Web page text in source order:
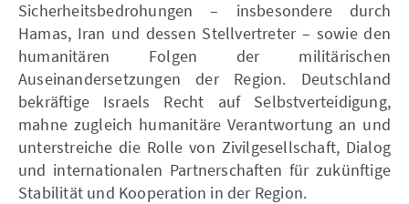
Sicherheitsbedrohungen – insbesondere durch
Hamas, Iran und dessen Stellvertreter – sowie den
humanitären Folgen der militärischen
Auseinandersetzungen der Region. Deutschland
bekräftige Israels Recht auf Selbstverteidigung,
mahne zugleich humanitäre Verantwortung an und
unterstreiche die Rolle von Zivilgesellschaft, Dialog
und internationalen Partnerschaften für zukünftige
Stabilität und Kooperation in der Region.